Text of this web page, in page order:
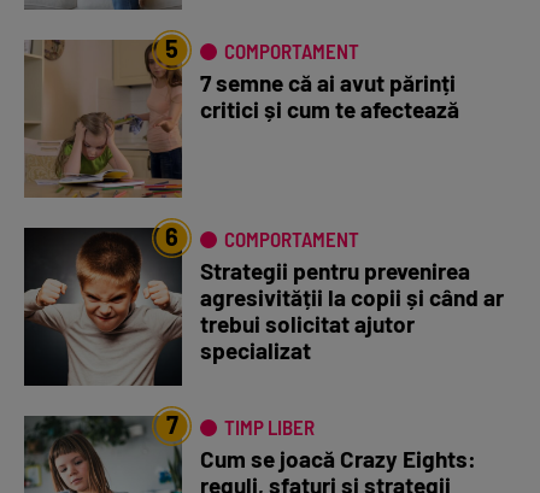
5 COMPORTAMENT
7 semne că ai avut părinți
critici și cum te afectează
6 COMPORTAMENT
Strategii pentru prevenirea
agresivității la copii și când ar
trebui solicitat ajutor
specializat
7 TIMP LIBER
Cum se joacă Crazy Eights:
reguli, sfaturi și strategii